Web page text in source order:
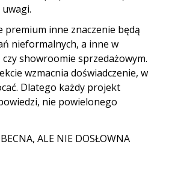
inne znaczenie będą
nieformalnych, a inne w
czy showroomie sprzedażowym.
wzmacnia doświadczenie, w
Dlatego każdy projekt
nie powielonego
ALE NIE DOSŁOWNA